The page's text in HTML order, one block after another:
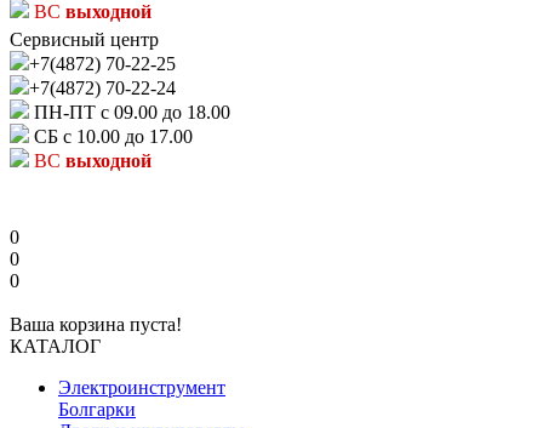
ВС выходной
Сервисный центр
+7(4872) 70-22-25
+7(4872) 70-22-24
ПН-ПТ с 09.00 до 18.00
СБ с 10.00 до 17.00
ВС выходной
0
0
0
Ваша корзина пуста!
КАТАЛОГ
Электроинструмент
Болгарки